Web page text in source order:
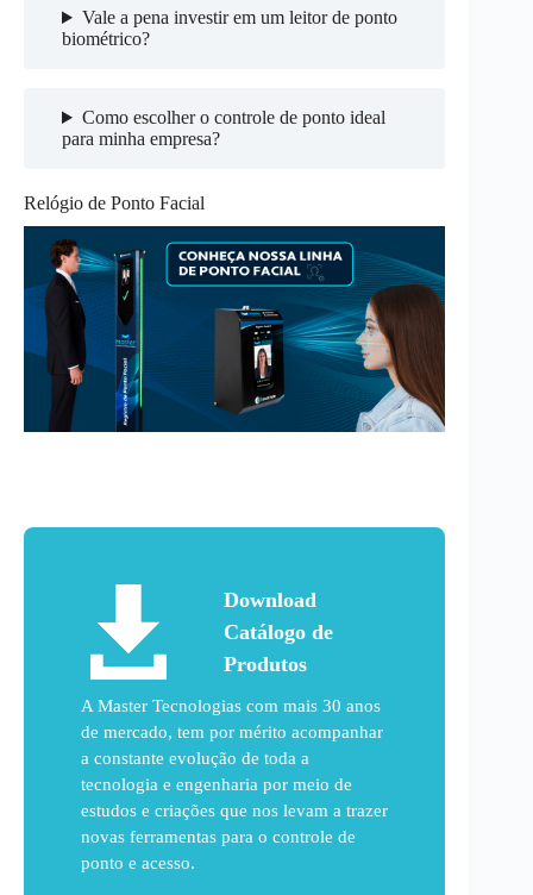
Vale a pena investir em um leitor de ponto
biométrico?
Como escolher o controle de ponto ideal
para minha empresa?
Relógio de Ponto Facial
Download
Catálogo de
Produtos
A Master Tecnologias com mais 30 anos
de mercado, tem por mérito acompanhar
a constante evolução de toda a
tecnologia e engenharia por meio de
estudos e criações que nos levam a trazer
novas ferramentas para o controle de
ponto e acesso.